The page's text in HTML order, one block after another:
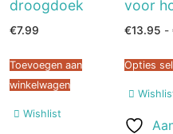
droogdoek
€7.99
Toevoegen aan
winkelwagen
Wishlist
voor
€13.95 -
Opties